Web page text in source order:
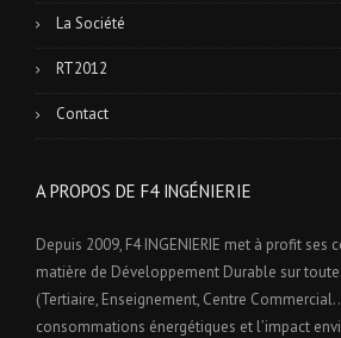
La Société
RT2012
Contact
A PROPOS DE F4 INGÉNIERIE
Depuis 2009, F4 INGENIERIE met à profit ses
matière de Développement Durable sur
(Tertiaire, Enseignement, Centre
consommations énergétiques et l’impact